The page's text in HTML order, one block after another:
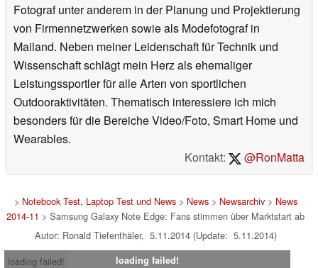
Fotograf unter anderem in der Planung und Projektierung
von Firmennetzwerken sowie als Modefotograf in
Mailand. Neben meiner Leidenschaft für Technik und
Wissenschaft schlägt mein Herz als ehemaliger
Leistungssportler für alle Arten von sportlichen
Outdooraktivitäten. Thematisch interessiere ich mich
besonders für die Bereiche Video/Foto, Smart Home und
Wearables.
Kontakt:
@RonMatta
> Notebook Test, Laptop Test und News> News> Newsarchiv> News
2014-11 > Samsung Galaxy Note Edge: Fans stimmen über Marktstart ab
Autor: Ronald Tiefenthäler, 5.11.2014 (Update: 5.11.2014)
loading failed!
loading failed!